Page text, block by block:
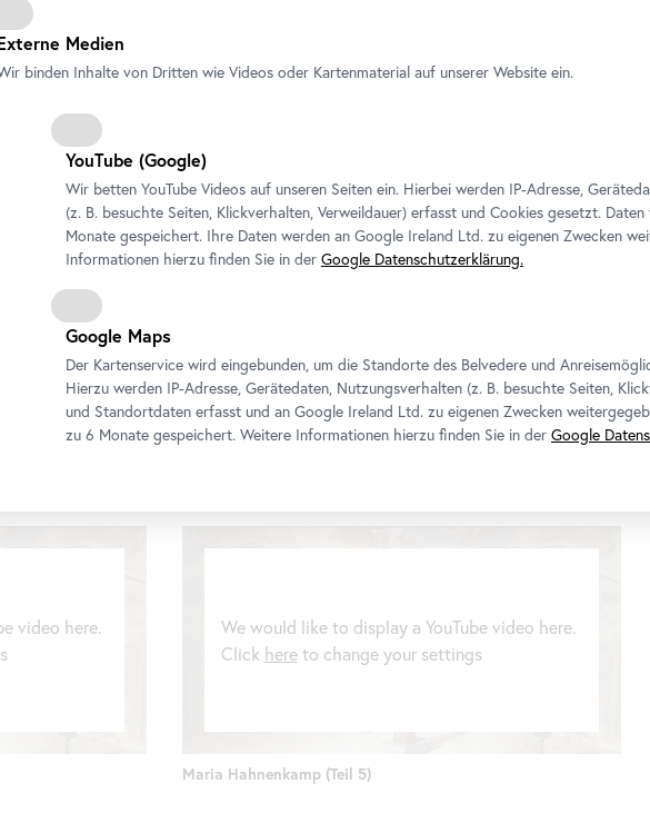
Videos
video here.
video here.
We would like to display a YouTube video here.
Click hereto change your settings
Maria Hahnenkamp (Teil 5)
Medien
binden Inhalte von Dritten wie Videos oder Kartenmaterial auf unserer Website ein.
YouTube (Google)
Wir betten YouTube Videos auf unseren Seiten ein. Hierbei werden IP-Adresse,
(z. B. besuchte Seiten, Klickverhalten, Verweildauer) erfasst und Cookies gesetzt.
Monate gespeichert. Ihre Daten werden an Google Ireland Ltd. zu eigenen Zwecken
Informationen hierzu finden Sie in der Google Datenschutzerklärung.
Google Maps
Der Kartenservice wird eingebunden, um die Standorte des Belvedere und
Hierzu werden IP-Adresse, Gerätedaten, Nutzungsverhalten (z. B. besuchte Seiten,
und Standortdaten erfasst und an Google Ireland Ltd. zu eigenen Zwecken
zu 6 Monate gespeichert. Weitere Informationen hierzu finden Sie in der Google